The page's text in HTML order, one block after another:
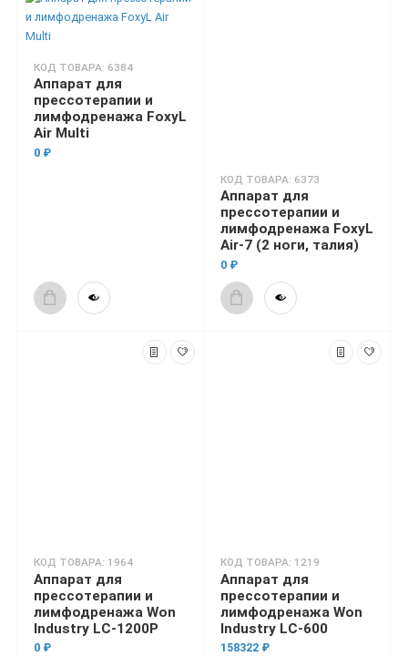
КОД ТОВАРА: 6384
Аппарат для
прессотерапии и
лимфодренажа FoxyL
Air Multi
0 ₽
КОД ТОВАРА: 6373
Аппарат для
прессотерапии и
лимфодренажа FoxyL
Air-7 (2 ноги, талия)
0 ₽
КОД ТОВАРА: 1964
Аппарат для
прессотерапии и
лимфодренажа Won
Industry LC-1200Р
0 ₽
КОД ТОВАРА: 1219
Аппарат для
прессотерапии и
лимфодренажа Won
Industry LC-600
158322 ₽